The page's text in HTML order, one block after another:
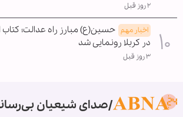
۲ روز قبل
اخبار مهم حسین(ع) مبارز راه عدالت؛
در کربلا رونمایی شد
۳ روز قبل
صدای شیعیان